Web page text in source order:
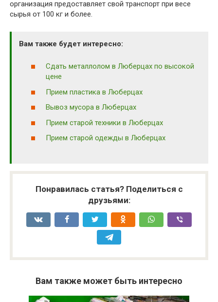
организация предоставляет свой транспорт при весе
сырья от 100 кг и более.
Вам также будет интересно:
Сдать металлолом в Люберцах по высокой
цене
Прием пластика в Люберцах
Вывоз мусора в Люберцах
Прием старой техники в Люберцах
Прием старой одежды в Люберцах
Понравилась статья? Поделиться с
друзьями:
Вам также может быть интересно